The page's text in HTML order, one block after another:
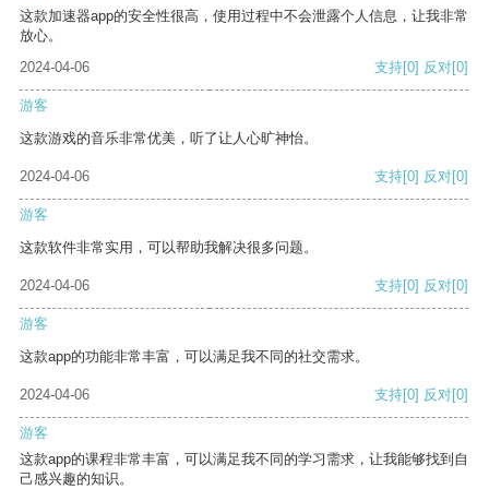
这款加速器app的安全性很高，使用过程中不会泄露个人信息，让我非常
放心。
2024-04-06
支持[0] 反对[0]
游客
这款游戏的音乐非常优美，听了让人心旷神怡。
2024-04-06 支持[0] 反对[0]
游客
这款软件非常实用，可以帮助我解决很多问题。
2024-04-06 支持[0] 反对[0]
游客
这款app的功能非常丰富，可以满足我不同的社交需求。
2024-04-06 支持[0] 反对[0]
游客
这款app的课程非常丰富，可以满足我不同的学习需求，让我能够找到自
己感兴趣的知识。